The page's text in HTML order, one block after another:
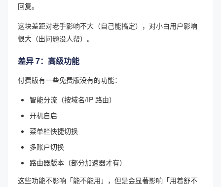
回复。
这块差距对老手影响不大（自己能搞定），对小白用户影响
很大（出问题没人帮）。
差异 7：高级功能
付费版有一些免费版没有的功能：
智能分流（按域名/IP 路由）
开机自启
菜单栏快捷切换
多账户切换
路由器版本（部分加速器才有）
这些功能不影响「能不能用」，但是会显著影响「用着舒不